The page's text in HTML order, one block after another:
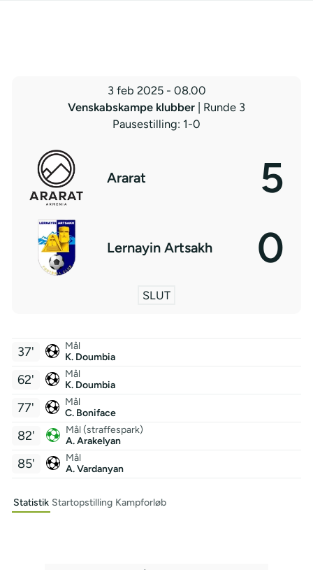
3 feb 2025 - 08.00
Venskabskampe klubber
| Runde 3
Pausestilling: 1-0
Ararat 5
Lernayin Artsakh 0
SLUT
Mål
K. Doumbia
37'
Mål
K. Doumbia
62'
Mål
C. Boniface
77'
Mål (straffespark)
A. Arakelyan
82'
Mål
A. Vardanyan
85'
Statistik Startopstilling Kampforløb